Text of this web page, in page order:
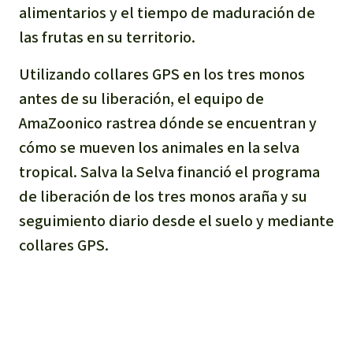
alimentarios y el tiempo de maduración de
las frutas en su territorio.
Utilizando collares GPS en los tres monos
antes de su liberación, el equipo de
AmaZoonico rastrea dónde se encuentran y
cómo se mueven los animales en la selva
tropical. Salva la Selva financió el programa
de liberación de los tres monos araña y su
seguimiento diario desde el suelo y mediante
collares GPS.